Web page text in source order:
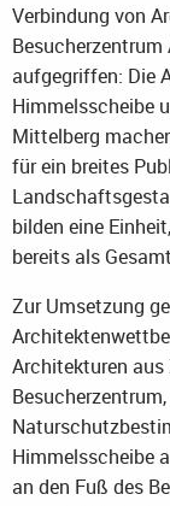
Verbindung von
Besucherzentrum
aufgegriffen: Die
Himmelsscheibe
Mittelberg
für ein breites
bilden eine
bereits als
Zur Umsetzung
Architekturen
Himmelsscheibe
an den Fuß des